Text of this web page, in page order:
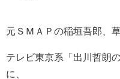
元ＳＭＡＰの稲垣吾郎
テレビ東京系「 出川哲朗
に、